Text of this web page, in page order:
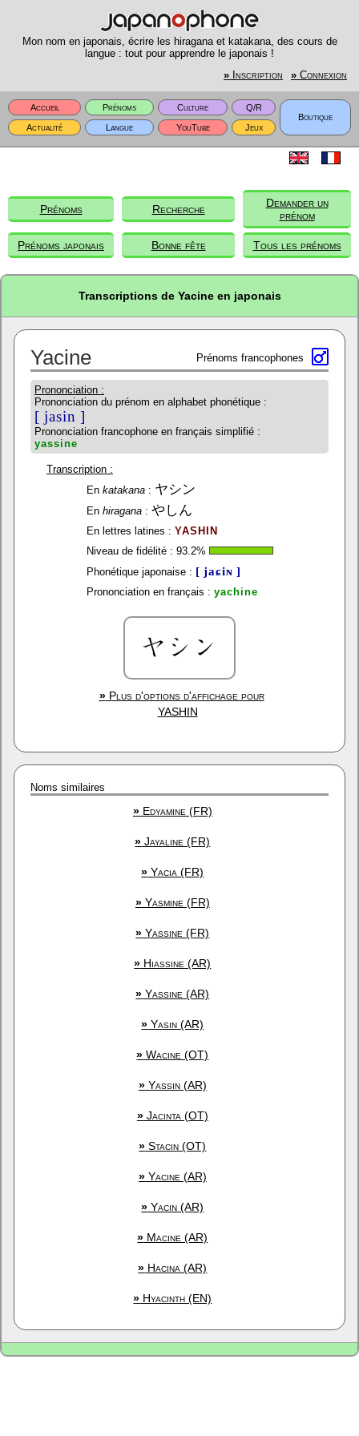
Mon nom en japonais, écrire les hiragana et katakana, des cours de
langue : tout pour apprendre le japonais !
» Inscription » Connexion
Accueil Prénoms Culture
Q/R
Boutique
Actualité
Langue YouTube Jeux
Prénoms Recherche
Demander un
prénom
Prénoms japonais Bonne fête Tous les prénoms
Transcriptions de Yacine en japonais
Yacine Prénoms francophones
Prononciation :
Prononciation du prénom en alphabet phonétique :
[ jasin ]
Prononciation francophone en français simplifié :
yassine
Transcription :
En katakana: ヤシン
En hiragana: やしん
En lettres latines : YASHIN
Niveau de fidélité : 93.2%
Phonétique japonaise : [ jaɕiɴ ]
Prononciation en français : yachine
»Plus d'options d'affichage pour
YASHIN
Noms similaires
»Edyamine (FR)
» Jayaline (FR)
» Yacia (FR)
»Yasmine (FR)
» Yassine (FR)
» Hiassine (AR)
» Yassine (AR)
» Yasin (AR)
» Wacine (OT)
»Yassin (AR)
»Jacinta (OT)
» Stacin (OT)
»Yacine (AR)
» Yacin (AR)
» Macine (AR)
» Hacina (AR)
» Hyacinth (EN)